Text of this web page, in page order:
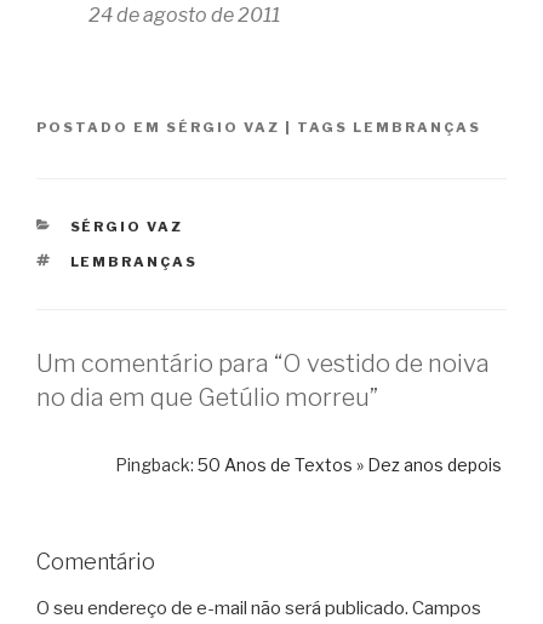
24 de agosto de 2011
POSTADO EM SÉRGIO VAZ TAGS LEMBRANÇAS
CATEGORIAS
SÉRGIO VAZ
TAGS
LEMBRANÇAS
Um comentário para “O vestido de noiva
no dia em que Getúlio morreu”
Pingback: 50 Anos de Textos » Dez anos depois
Comentário
O seu endereço de e-mail não será publicado. Campos